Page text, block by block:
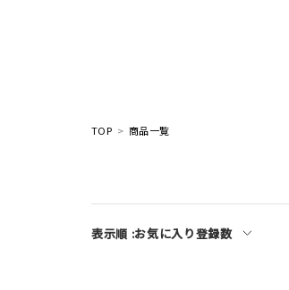
TOP 商品一覧
表示順 :お気に入り登録数